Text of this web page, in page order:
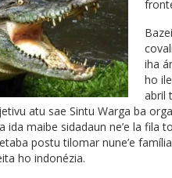
iha
ho
abril
atu sae Sintu Warga ba
ida maibe sidadaun ne’e la fila
postu tilomar nune’e
ho indonézia.